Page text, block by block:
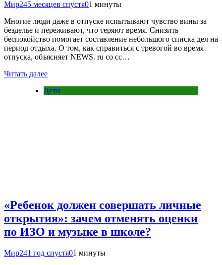
Мир245 месяцев спустя01 минуты
Многие люди даже в отпуске испытывают чувство вины за
безделье и переживают, что теряют время. Снизить
беспокойство помогает составление небольшого списка дел на
период отдыха. О том, как справиться с тревогой во время
отпуска, объясняет NEWS. ru со сс…
Читать далее
Дети
«Ребенок должен совершать личные
открытия»: зачем отменять оценки
по ИЗО и музыке в школе?
Мир241 год спустя01 минуты